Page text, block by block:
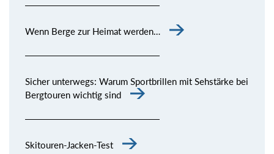
Wenn Berge zur Heimat werden…
Sicher unterwegs: Warum Sportbrillen mit Sehstärke bei
Bergtouren wichtig sind
Skitouren-Jacken-Test